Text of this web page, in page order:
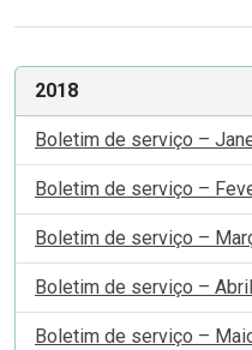
2018
Boletim de serviço –
Boletim de serviço –
Boletim de serviço –
Boletim de serviço – Abril
Boletim de serviço –